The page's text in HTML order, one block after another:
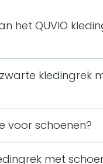
het QUVIO
kleding en onderin
kledingrek
woonstijl.
voor schoenen?
met